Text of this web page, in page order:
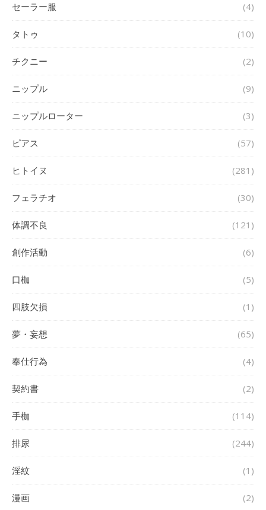
セーラー服 (4)
タトゥ (10)
チクニー (2)
ニップル (9)
ニップルローター (3)
ピアス (57)
ヒトイヌ (281)
フェラチオ (30)
体調不良 (121)
創作活動 (6)
口枷 (5)
四肢欠損 (1)
夢・妄想 (65)
奉仕行為 (4)
契約書 (2)
手枷 (114)
排尿 (244)
淫紋 (1)
漫画 (2)